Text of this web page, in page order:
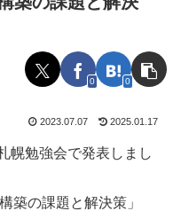
0 0
2023.07.07 2025.01.17
幌勉強会で発表しまし
築の課題と解決策」